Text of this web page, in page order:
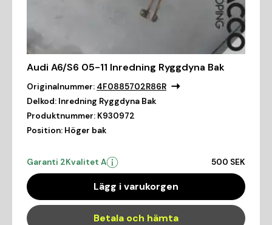
Audi A6/S6 05-11 Inredning Ryggdyna Bak
Originalnummer: 4F0885702R86R
Delkod: Inredning Ryggdyna Bak
Produktnummer: K930972
Position: Höger bak
Garanti 2Kvalitet A 500 SEK
Lägg i varukorgen
Betala och hämta